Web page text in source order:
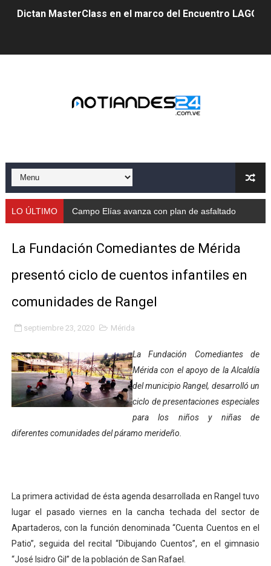
Dictan MasterClass en el marco del Encuentro LAGO
Gobernador Arnaldo Sánchez apadrina a más de 993
Mérida fortalece su reserva deportiva de cara a
Gobernación de Mérida instalará mesa de trabajo con
Instituto Nacional de Nutrición celebra Semana
Gobernación de Mérida fortalece el desarrollo
Corposalud inició talleres para aspirantes al curso de
Campo Elías consolida plan de bacheo en el sector La
Fundecem inició con éxito el taller vacacional de
El Lactario del Iahula celebra la Semana Mundial de la
LO ÚLTIMO Campo Elías avanza con plan de asfaltado
La Fundación Comediantes de Mérida
presentó ciclo de cuentos infantiles en
comunidades de Rangel
septiembre 23, 2020 Mérida
La Fundación Comediantes de
Mérida con el apoyo de la Alcaldía
del municipio Rangel, desarrolló un
ciclo de presentaciones especiales
para los niños y niñas de
diferentes comunidades del páramo merideño.
La primera actividad de ésta agenda desarrollada en Rangel tuvo
lugar el pasado viernes en la cancha techada del sector de
Apartaderos, con la función denominada “Cuenta Cuentos en el
Patio”, seguida del recital “Dibujando Cuentos”, en el gimnasio
“José Isidro Gil” de la población de San Rafael.